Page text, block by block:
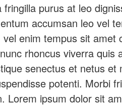
fringilla purus at leo
accumsan leo vel
vel enim tempus sit amet
rhoncus viverra quis
senectus et netus et
potenti. Morbi
Lorem ipsum dolor sit